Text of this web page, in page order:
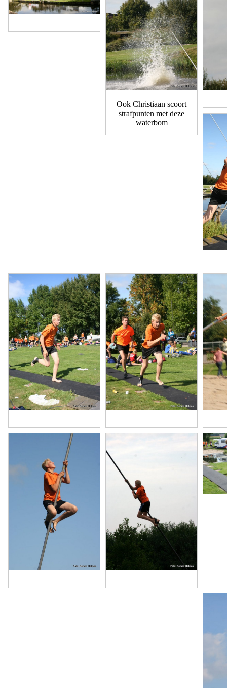
Ook Christiaan scoort
strafpunten met deze
waterbom